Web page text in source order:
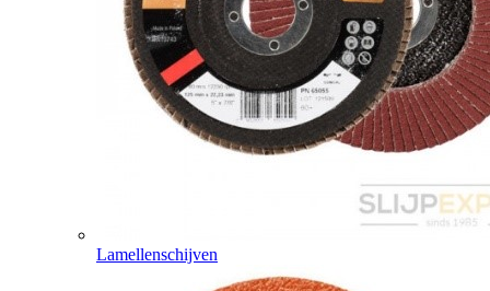
Lamellenschijven